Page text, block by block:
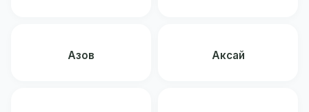
Азов Аксай